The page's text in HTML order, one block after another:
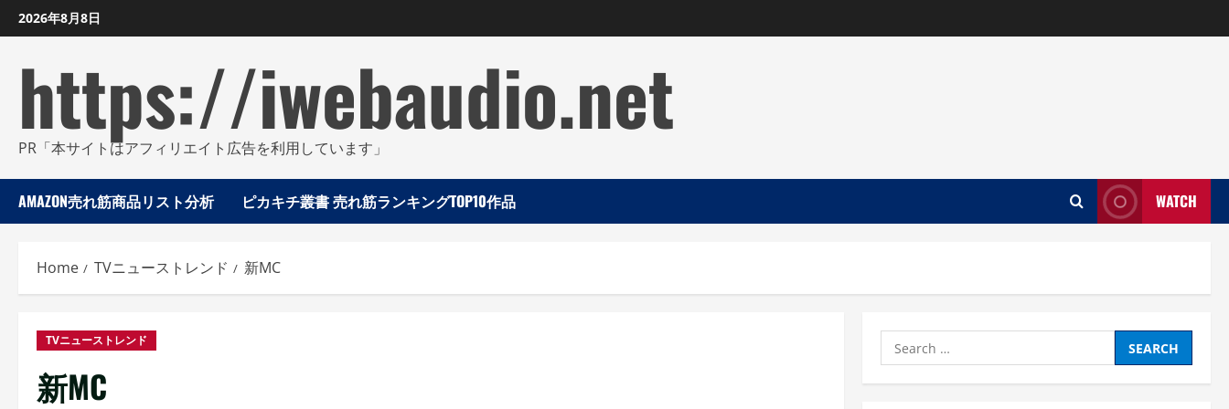
Skip
to
2026年8月8日
https://iwebaudio.net
PR「本サイトはアフィリエイト広告を利用しています」
AMAZON売れ筋商品リスト分析 ピカキチ叢書 売れ筋ランキングTOP10作品 WATCH
Home TVニューストレンド 新MC
TVニューストレンド
新MC
Search
for: